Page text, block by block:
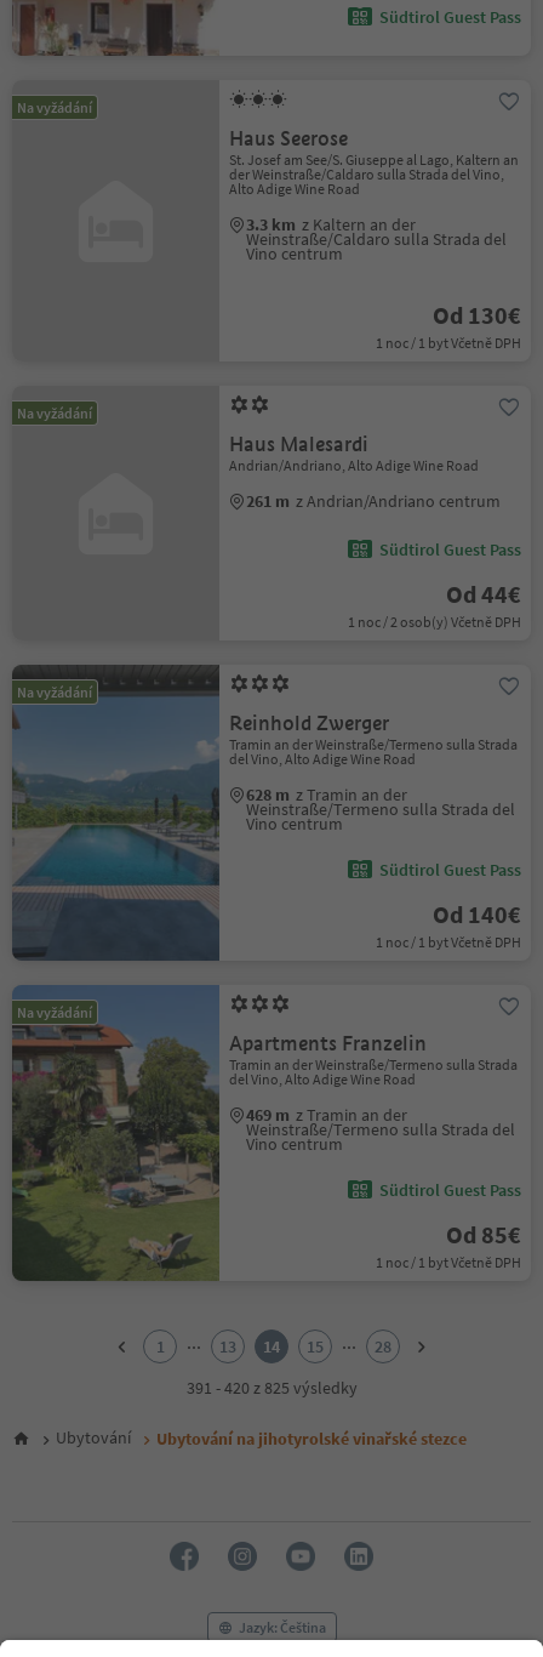
Südtirol Guest Pass
Na vyžádání
Haus Seerose
St. Josef am See/S. Giuseppe al Lago, Kaltern an
der Weinstraße/Caldaro sulla Strada del Vino,
Alto Adige Wine Road
3.3 km z Kaltern an der
Weinstraße/Caldaro sulla Strada del
Vino centrum
Od 130€
1 noc / 1 byt Včetně DPH
Na vyžádání
Haus Malesardi
Andrian/Andriano, Alto Adige Wine Road
261 m z Andrian/Andriano centrum
Südtirol Guest Pass
Od 44€
1 noc / 2 osob(y) Včetně DPH
Na vyžádání
Reinhold Zwerger
Tramin an der Weinstraße/Termeno sulla Strada
del Vino, Alto Adige Wine Road
628 m z Tramin an der
Weinstraße/Termeno sulla Strada del
Vino centrum
Südtirol Guest Pass
Od 140€
1 noc / 1 byt Včetně DPH
Na vyžádání
Apartments Franzelin
Tramin an der Weinstraße/Termeno sulla Strada
del Vino, Alto Adige Wine Road
469 m z Tramin an der
Weinstraße/Termeno sulla Strada del
Vino centrum
Südtirol Guest Pass
Od 85€
1 noc / 1 byt Včetně DPH
6
1 ... 13 14 15 ...
28
391 - 420 z 825 výsledky
Ubytování Ubytování na jihotyrolské vinařské stezce
Jazyk: Čeština